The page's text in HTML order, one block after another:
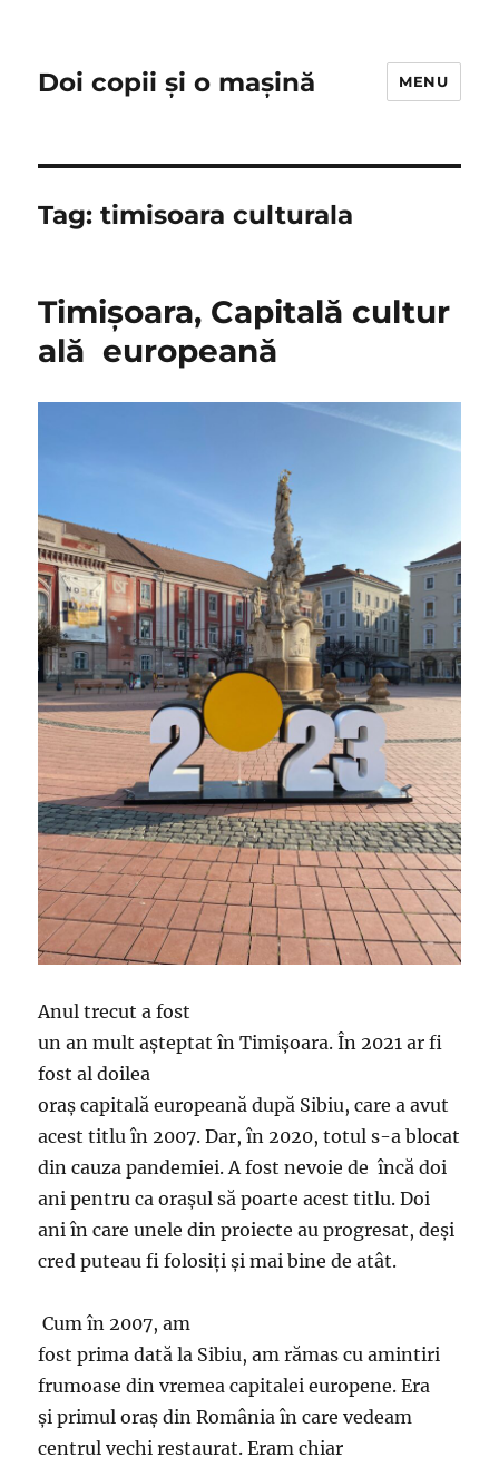
Doi copii și o mașină MENU
Tag:timisoara culturala
Timișoara, Capitală cultur
ală europeană
Anul trecut a fost
un an mult așteptat în Timișoara. În 2021 ar fi
fost al doilea
oraș capitală europeană după Sibiu, care a avut
acest titlu în 2007. Dar, în 2020, totul s-a blocat
din cauza pandemiei. A fost nevoie de încă doi
ani pentru ca orașul să poarte acest titlu. Doi
ani în care unele din proiecte au progresat, deși
cred puteau fi folosiți și mai bine de atât.
Cum în 2007, am
fost prima dată la Sibiu, am rămas cu amintiri
frumoase din vremea capitalei europene. Era
și primul oraș din România în care vedeam
centrul vechi restaurat. Eram chiar